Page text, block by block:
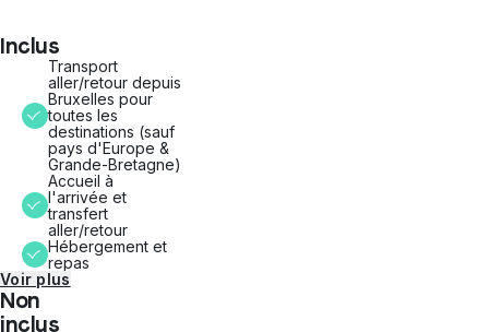
Inclus
Transport
aller/retour depuis
Bruxelles pour
toutes les
destinations (sauf
pays d'Europe &
Grande-Bretagne)
Accueil à
l'arrivée et
transfert
aller/retour
Hébergement et
repas
Voir plus
Non
inclus